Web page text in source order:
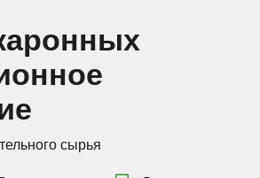
сырья